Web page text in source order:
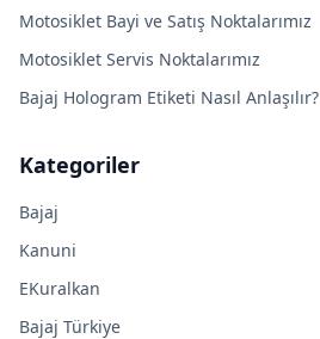
Motosiklet Bayi ve Satış Noktalarımız
Motosiklet Servis Noktalarımız
Bajaj Hologram Etiketi Nasıl Anlaşılır?
Kategoriler
Bajaj
Kanuni
EKuralkan
Bajaj Türkiye